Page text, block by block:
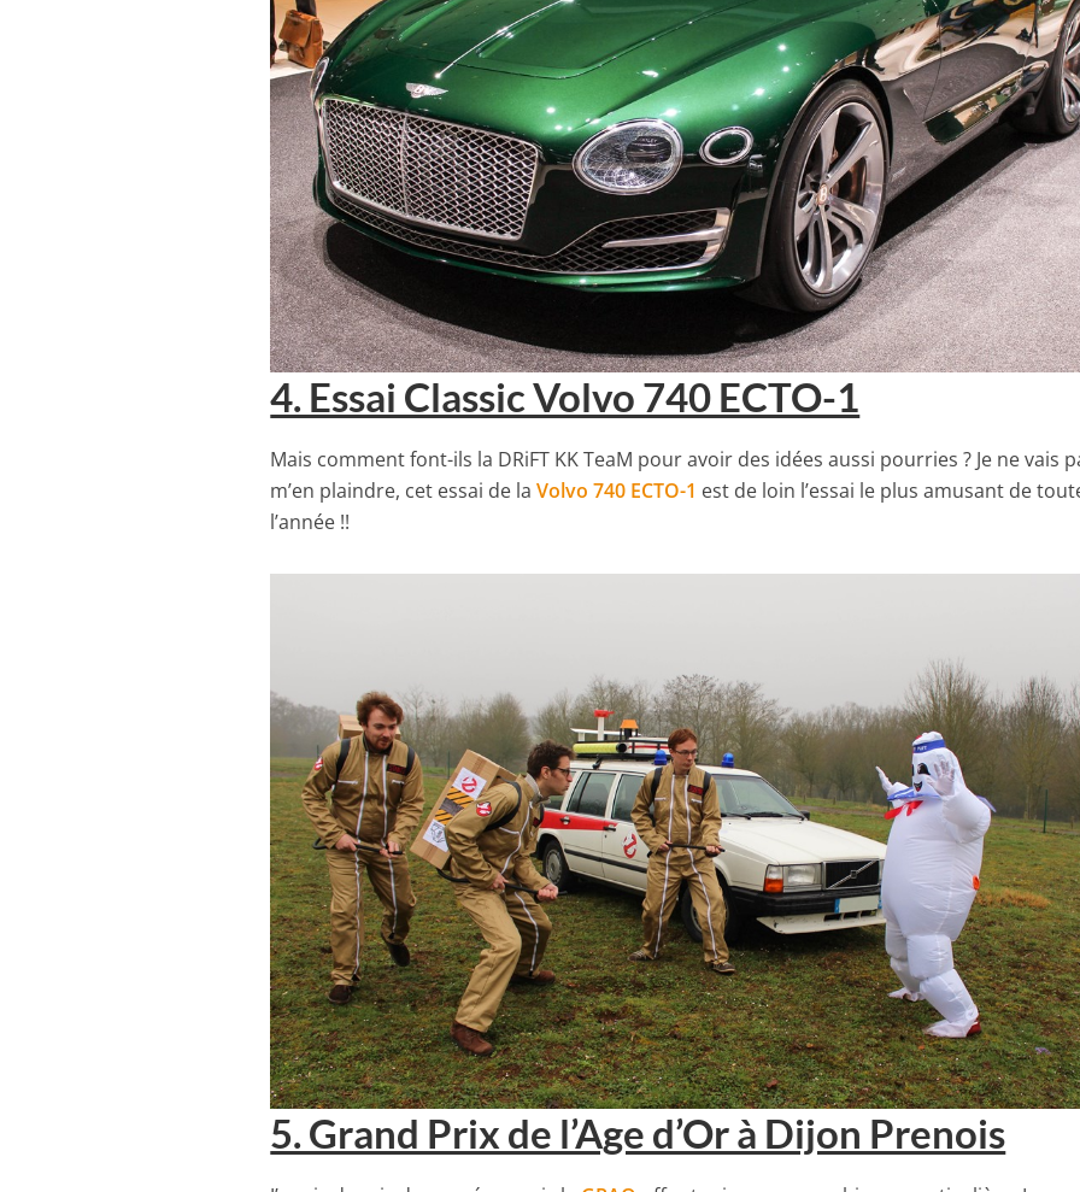
4. Essai Classic Volvo 740 ECTO-1
Mais comment font-ils la DRiFT KK TeaM pour avoir des idées aussi pourries ? Je ne vais
m’en plaindre, cet essai de laVolvo 740 ECTO-1 est de loin l’essai le plus amusant de
l’année !!
5. Grand Prix de l’Age d’Or à Dijon Prenois